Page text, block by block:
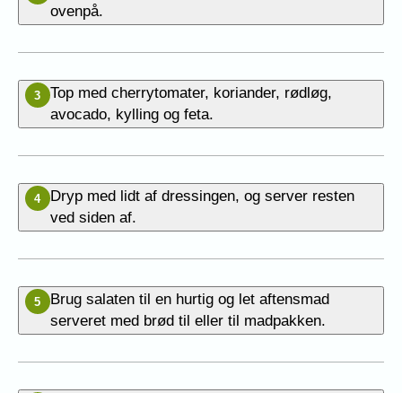
ovenpå.
3
Top med cherrytomater, koriander, rødløg,
avocado, kylling og feta.
4
Dryp med lidt af dressingen, og server resten
ved siden af.
5
Brug salaten til en hurtig og let aftensmad
serveret med brød til eller til madpakken.